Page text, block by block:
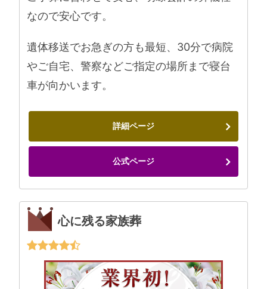
なので安心です。
遺体移送でお急ぎの方も最短、30分で病院
やご自宅、警察などご指定の場所まで寝台
車が向かいます。
詳細ページ
公式ページ
心に残る家族葬